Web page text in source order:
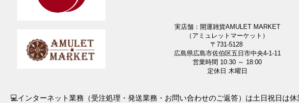
実店舗：開運雑貨AMULET MARKET
（アミュレットマーケット）
〒731-5128
広島県広島市佐伯区五日市中央4-1-11
営業時間 10:30 ～ 18:00
定休日 木曜日
💻インターネット業務（受注処理・発送業務・お問い合わせのご返答）は土日祝日は